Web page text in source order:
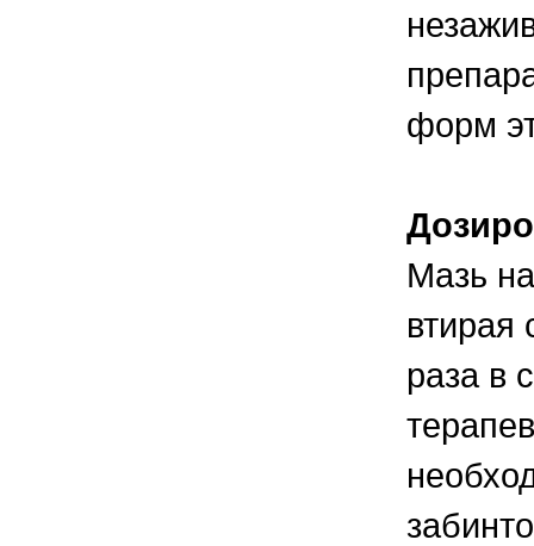
форм
Мазь
втирая
раза в